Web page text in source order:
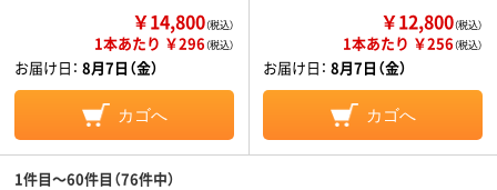
￥14,800（税込）
1本あたり ￥296（税込）
お届け日： 8月7日（金）
カゴへ
￥12,800（税込）
1本あたり ￥256（税込）
お届け日： 8月7日（金）
カゴへ
1件目～60件目（76件中）